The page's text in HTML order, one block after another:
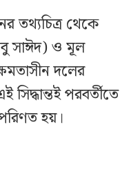
তথ্যচিত্র থেকে
সাঈদ) ও মূল
দলের
সিদ্ধান্তই পরবর্তীতে
হয়।